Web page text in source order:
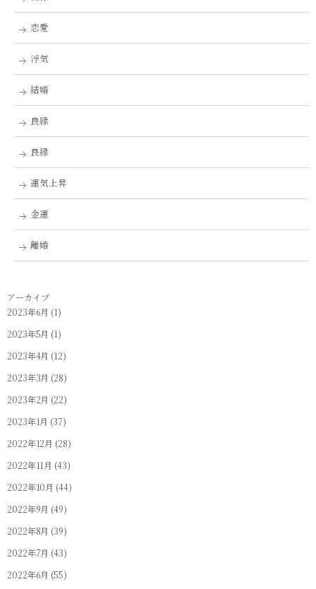
恋愛
浮気
結婚
良縁
良縁
運気上昇
金運
離婚
アーカイブ
2023年6月 (1)
2023年5月 (1)
2023年4月 (12)
2023年3月 (28)
2023年2月 (22)
2023年1月 (37)
2022年12月 (28)
2022年11月 (43)
2022年10月 (44)
2022年9月 (49)
2022年8月 (39)
2022年7月 (43)
2022年6月 (55)